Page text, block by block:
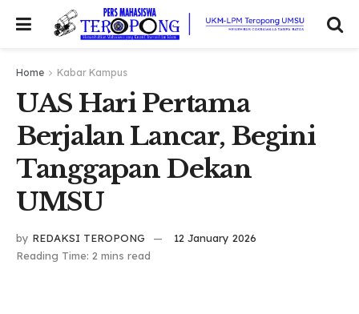
Home Kabar Kampus
UAS Hari Pertama
Berjalan Lancar, Begini
Tanggapan Dekan
UMSU
by REDAKSI TEROPONG
12 January 2026
Reading Time: 2 mins read